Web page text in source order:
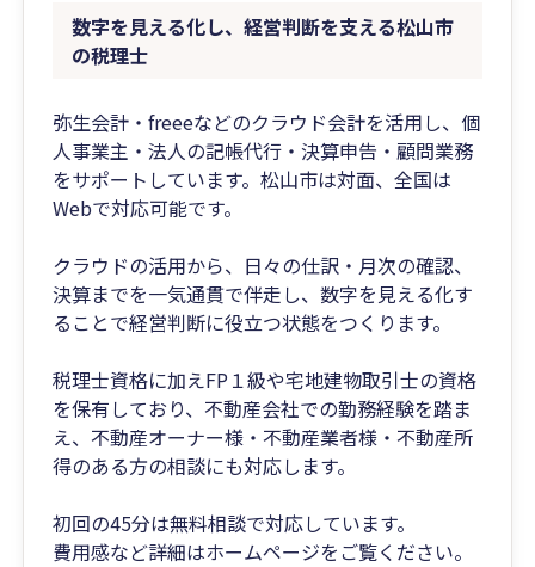
数字を見える化し、経営判断を支える松山市
の税理士
弥生会計・freeeなどのクラウド会計を活用し、個
人事業主・法人の記帳代行・決算申告・顧問業務
をサポートしています。松山市は対面、全国は
Webで対応可能です。
クラウドの活用から、日々の仕訳・月次の確認、
決算までを一気通貫で伴走し、数字を見える化す
ることで経営判断に役立つ状態をつくります。
税理士資格に加えFP１級や宅地建物取引士の資格
を保有しており、不動産会社での勤務経験を踏ま
え、不動産オーナー様・不動産業者様・不動産所
得のある方の相談にも対応します。
初回の45分は無料相談で対応しています。
費用感など詳細はホームページをご覧ください。